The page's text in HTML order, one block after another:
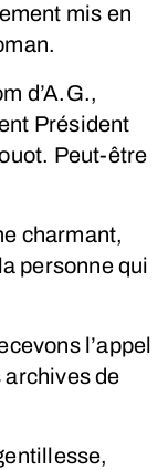
mis en
d’A.G.,
Président
Peut-être
charmant,
personne qui
l’appel
de